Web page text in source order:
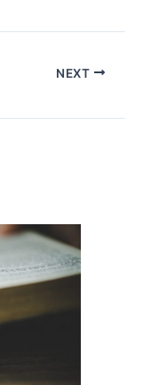
NEXT